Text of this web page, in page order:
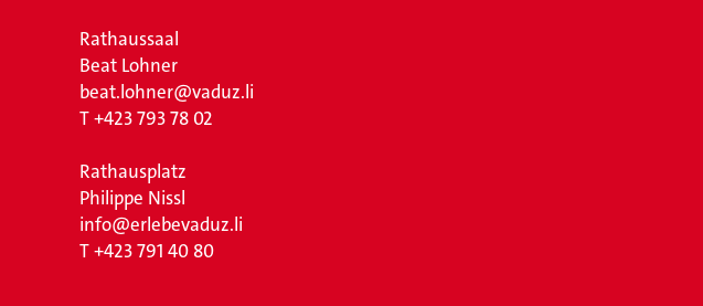
Rathaussaal
Beat Lohner
beat.lohner@vaduz.li
T+423 793 78 02
Rathausplatz
Philippe Nissl
info@erlebevaduz.li
T+423 791 40 80